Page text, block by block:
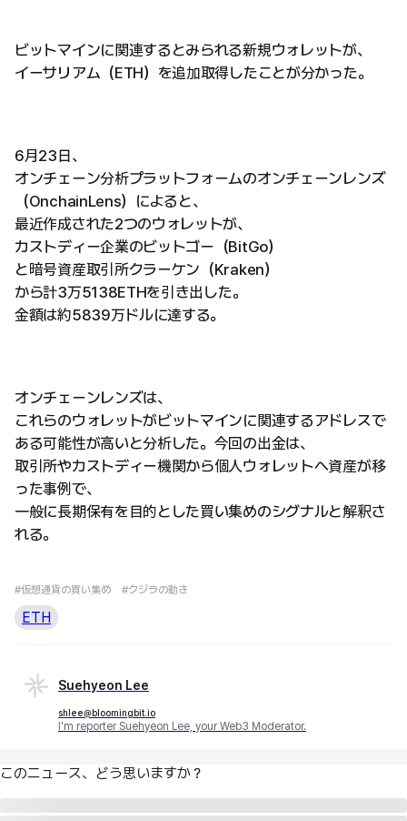
ビットマインに関連するとみられる新規ウォレットが、
イーサリアム（ETH）を追加取得したことが分かった。
6月23日、
オンチェーン分析プラットフォームのオンチェーンレンズ
（OnchainLens）によると、
最近作成された2つのウォレットが、
カストディー企業のビットゴー（BitGo）
と暗号資産取引所クラーケン（Kraken）
から計3万5138ETHを引き出した。
金額は約5839万ドルに達する。
オンチェーンレンズは、
これらのウォレットがビットマインに関連するアドレスで
ある可能性が高いと分析した。今回の出金は、
取引所やカストディー機関から個人ウォレットへ資産が移
った事例で、
一般に長期保有を目的とした買い集めのシグナルと解釈さ
れる。
#仮想通貨の買い集め #クジラの動き
ETH
Suehyeon Lee
shlee@bloomingbit.io
I'm reporter Suehyeon Lee, your Web3 Moderator.
このニュース、どう思いますか？